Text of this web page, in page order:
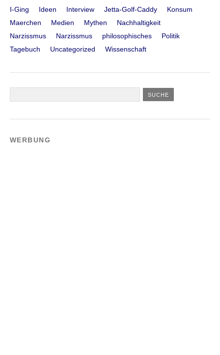
I-Ging Ideen Interview Jetta-Golf-Caddy
Konsum
Maerchen
Medien Mythen
Nachhaltigkeit
Narzissmus
Narzissmus philosophisches
Politik
Tagebuch
Uncategorized Wissenschaft
WERBUNG